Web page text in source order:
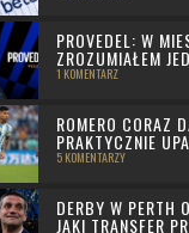
PROVEDEL: W
ZROZUMIAŁEM
1 KOMENTARZ
ROMERO CORAZ
PRAKTYCZNIE
5 KOMENTARZY
DERBY W PERTH
JAKI TRANSFER